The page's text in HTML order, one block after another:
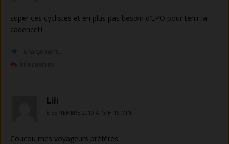
super ces cyclistes et en plus pas besoin d’EPO pour tenir la
cadence!!!
chargement…
Lili
5 SEPTEMBRE 2019 À 15 H 16 MIN
Coucou mes voyageurs préfères